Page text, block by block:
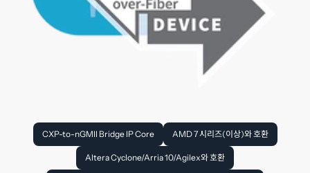
CXP-to-nGMII Bridge IP Core AMD 7 시리즈(이상)와 호환
Altera Cyclone/Arria 10/Agilex와 호환